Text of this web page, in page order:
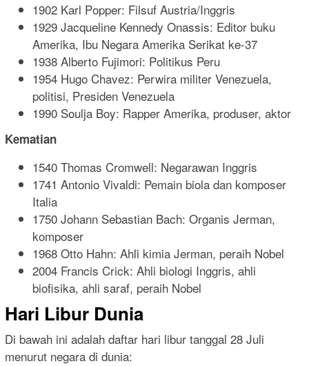
1902 Karl Popper: Filsuf Austria/Inggris
1929 Jacqueline Kennedy Onassis: Editor buku
Amerika, Ibu Negara Amerika Serikat ke-37
1938 Alberto Fujimori: Politikus Peru
1954 Hugo Chavez: Perwira militer Venezuela,
politisi, Presiden Venezuela
1990 Soulja Boy: Rapper Amerika, produser, aktor
Kematian
1540 Thomas Cromwell: Negarawan Inggris
1741 Antonio Vivaldi: Pemain biola dan komposer
Italia
1750 Johann Sebastian Bach: Organis Jerman,
komposer
1968 Otto Hahn: Ahli kimia Jerman, peraih Nobel
2004 Francis Crick: Ahli biologi Inggris, ahli
biofisika, ahli saraf, peraih Nobel
Hari Libur Dunia
Di bawah ini adalah daftar hari libur tanggal 28 Juli
menurut negara di dunia: